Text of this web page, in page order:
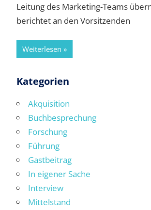
Leitung des Marketing-Teams
berichtet an den Vorsitzenden
Weiterlesen
Kategorien
Akquisition
Buchbesprechung
Forschung
Führung
Gastbeitrag
In eigener Sache
Interview
Mittelstand